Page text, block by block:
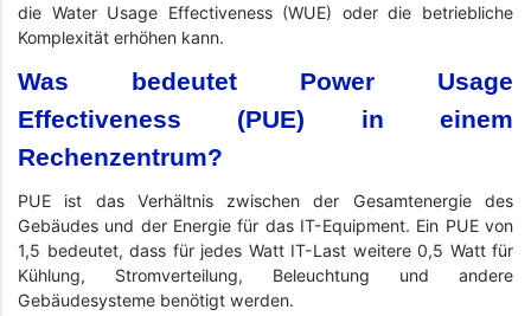
die Water Usage Effectiveness (WUE) oder die betriebliche
Komplexität erhöhen kann.
Was bedeutet Power Usage
Effectiveness (PUE) in einem
Rechenzentrum?
PUE ist das Verhältnis zwischen der Gesamtenergie des
Gebäudes und der Energie für das IT-Equipment. Ein PUE von
1,5 bedeutet, dass für jedes Watt IT-Last weitere 0,5 Watt für
Kühlung, Stromverteilung, Beleuchtung und andere
Gebäudesysteme benötigt werden.